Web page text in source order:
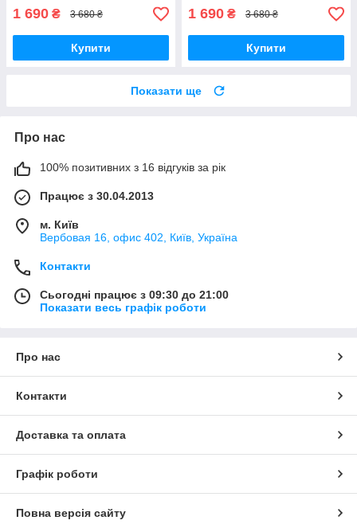
1 690 ₴ 3 680 ₴
Купити
1 690 ₴ 3 680 ₴
Купити
Показати ще
Про нас
100% позитивних з 16 відгуків за рік
Працює з 30.04.2013
м. Київ
Вербовая 16, офис 402, Київ, Україна
Контакти
Сьогодні працює з 09:30 до 21:00
Показати весь графік роботи
Про нас
Контакти
Доставка та оплата
Графік роботи
Повна версія сайту